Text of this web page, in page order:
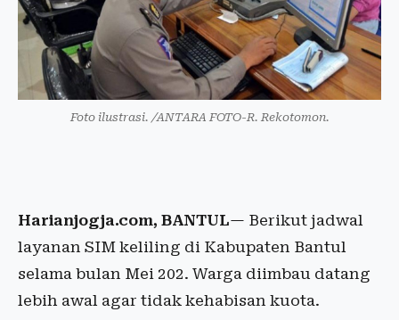
Foto ilustrasi. /ANTARA FOTO-R. Rekotomon.
Harianjogja.com, BANTUL— Berikut jadwal
layanan SIM keliling di Kabupaten Bantul
selama bulan Mei 202. Warga diimbau datang
lebih awal agar tidak kehabisan kuota.